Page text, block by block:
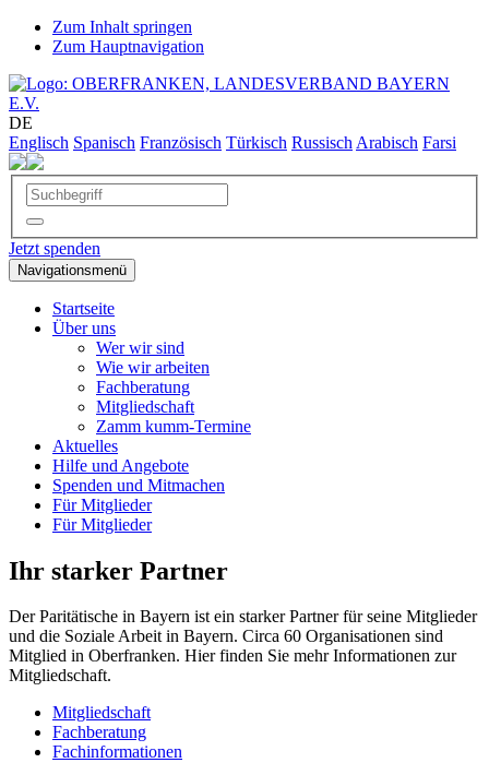
Zum Inhalt springen
Zum Hauptnavigation
DE
Englisch Spanisch Französisch Türkisch Russisch Arabisch Farsi
Jetzt spenden
Navigationsmenü
Startseite
Über uns
Wer wir sind
Wie wir arbeiten
Fachberatung
Mitgliedschaft
Zamm kumm-Termine
Aktuelles
Hilfe und Angebote
Spenden und Mitmachen
Für Mitglieder
Für Mitglieder
Ihr starker Partner
Der Paritätische in Bayern ist ein starker Partner für seine Mitglieder
und die Soziale Arbeit in Bayern. Circa 60 Organisationen sind
Mitglied in Oberfranken. Hier finden Sie mehr Informationen zur
Mitgliedschaft.
Mitgliedschaft
Fachberatung
Fachinformationen